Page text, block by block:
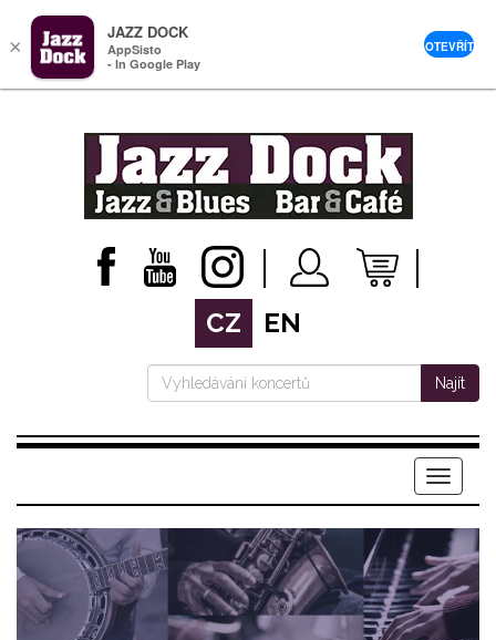
CZ EN
Najít
Menu
×
JAZZ DOCK
AppSisto
- In Google Play
OTEVŘÍT